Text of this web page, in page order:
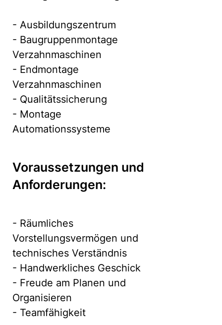
- Ausbildungszentrum
- Baugruppenmontage
Verzahnmaschinen
- Endmontage
Verzahnmaschinen
- Qualitätssicherung
- Montage
Automationssysteme
Voraussetzungen und
Anforderungen:
- Räumliches
Vorstellungsvermögen und
technisches Verständnis
- Handwerkliches Geschick
- Freude am Planen und
Organisieren
- Teamfähigkeit